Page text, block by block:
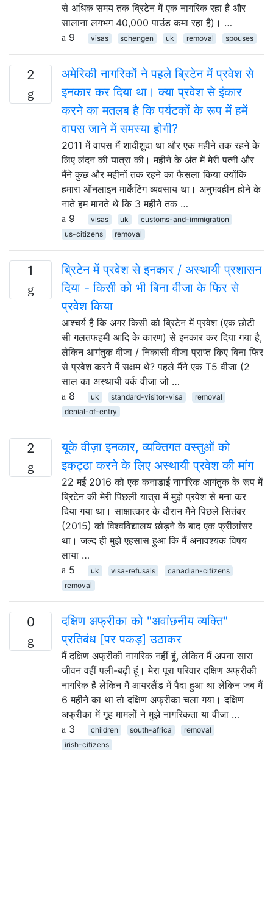
से अधिक समय तक ब्रिटेन में एक नागरिक रहा है और
सालाना लगभग 40,000 पाउंड कमा रहा है)। …
9
visas schengen uk removal spouses
2
अमेरिकी नागरिकों ने पहले ब्रिटेन में प्रवेश से
इनकार कर दिया था। क्या प्रवेश से इंकार
करने का मतलब है कि पर्यटकों के रूप में हमें
वापस जाने में समस्या होगी?
2011 में वापस मैं शादीशुदा था और एक महीने तक रहने के
लिए लंदन की यात्रा की। महीने के अंत में मेरी पत्नी और
मैंने कुछ और महीनों तक रहने का फैसला किया क्योंकि
हमारा ऑनलाइन मार्केटिंग व्यवसाय था। अनुभवहीन होने के
नाते हम मानते थे कि 3 महीने तक …
9
visas uk
customs-and-immigration
us-citizens
removal
1
ब्रिटेन में प्रवेश से इनकार / अस्थायी प्रशासन
दिया - किसी को भी बिना वीजा के फिर से
प्रवेश किया
आश्चर्य है कि अगर किसी को ब्रिटेन में प्रवेश (एक छोटी
सी गलतफहमी आदि के कारण) से इनकार कर दिया गया है,
लेकिन आगंतुक वीजा / निकासी वीजा प्राप्त किए बिना फिर
से प्रवेश करने में सक्षम थे? पहले मैंने एक T5 वीजा (2
साल का अस्थायी वर्क वीजा जो …
8
uk standard-visitor-visa
removal
denial-of-entry
2
यूके वीज़ा इनकार, व्यक्तिगत वस्तुओं को
इकट्ठा करने के लिए अस्थायी प्रवेश की मांग
22 मई 2016 को एक कनाडाई नागरिक आगंतुक के रूप में
ब्रिटेन की मेरी पिछली यात्रा में मुझे प्रवेश से मना कर
दिया गया था। साक्षात्कार के दौरान मैंने पिछले सितंबर
(2015) को विश्वविद्यालय छोड़ने के बाद एक फ्रीलांसर
था। जल्द ही मुझे एहसास हुआ कि मैं अनावश्यक विषय
लाया …
5
uk visa-refusals
canadian-citizens
removal
0
दक्षिण अफ्रीका को "अवांछनीय व्यक्ति"
प्रतिबंध [पर पकड़] उठाकर
मैं दक्षिण अफ्रीकी नागरिक नहीं हूं, लेकिन मैं अपना सारा
जीवन वहीं पली-बढ़ी हूं। मेरा पूरा परिवार दक्षिण अफ्रीकी
नागरिक है लेकिन मैं आयरलैंड में पैदा हुआ था लेकिन जब मैं
6 महीने का था तो दक्षिण अफ्रीका चला गया। दक्षिण
अफ्रीका में गृह मामलों ने मुझे नागरिकता या वीजा …
3
children south-africa
removal
irish-citizens